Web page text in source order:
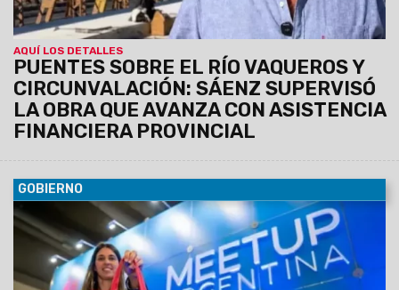
AQUÍ LOS DETALLES
PUENTES SOBRE EL RÍO VAQUEROS Y
CIRCUNVALACIÓN: SÁENZ SUPERVISÓ
LA OBRA QUE AVANZA CON ASISTENCIA
FINANCIERA PROVINCIAL
GOBIERNO
05/08/2026 El Gobierno provincial y el sector privado
desplegarán una intensa agenda de negocios en Buenos
Aires, que incluirá la asamblea del CFT y un encuentro clave
sobre estadísticas turísticas federales.